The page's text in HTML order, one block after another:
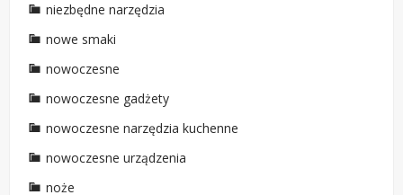
niezbędne narzędzia
nowe smaki
nowoczesne
nowoczesne gadżety
nowoczesne narzędzia kuchenne
nowoczesne urządzenia
noże